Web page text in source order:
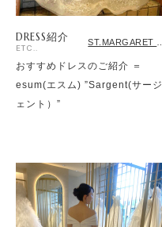
DRESS紹介
ETC..
おすすめドレスのご紹介 ＝
esum(エスム) ”Sargent(サージ
ェント）”